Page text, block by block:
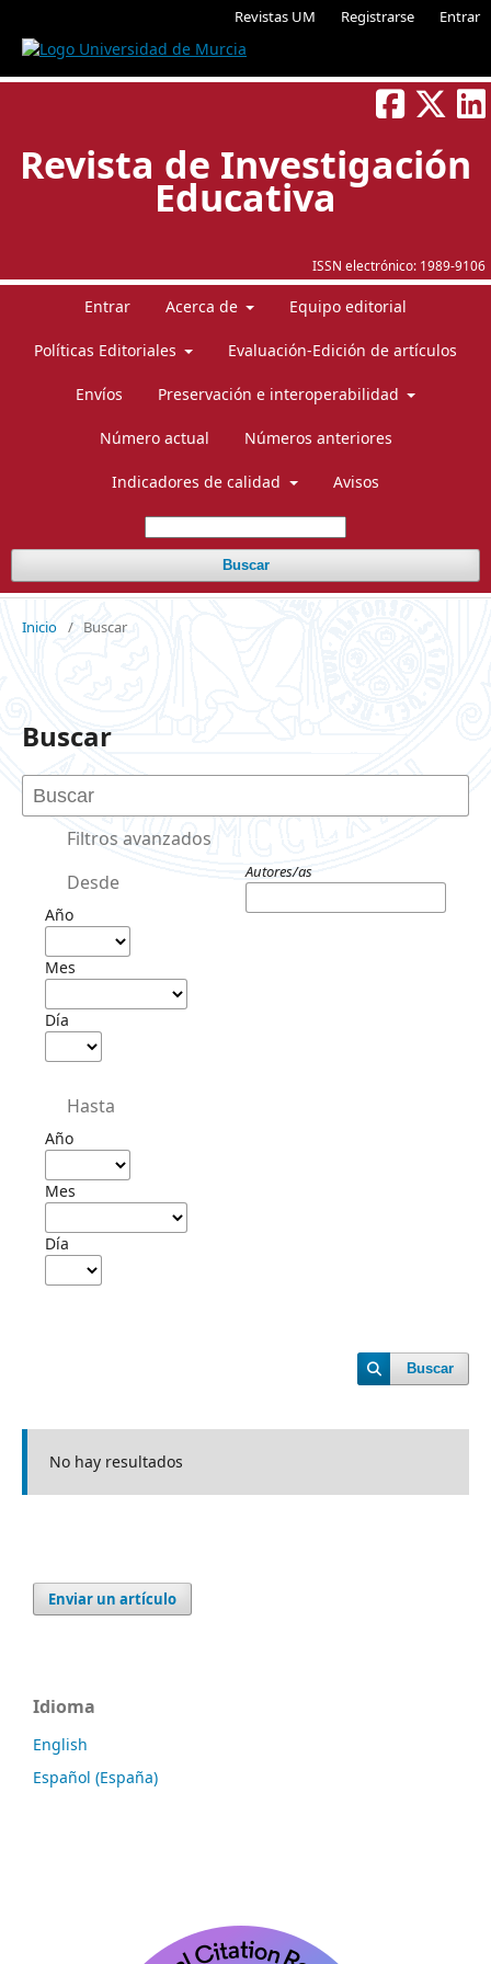
Revistas UM Registrarse Entrar
ISSN electrónico: 1989-9106
Revista de Investigación
Educativa
Entrar Acerca de Equipo editorial
Políticas Editoriales Evaluación-Edición de artículos
Envíos Preservación e interoperabilidad
Número actual Números anteriores
Indicadores de calidad Avisos
Buscar
Inicio / Buscar
Buscar
Filtros avanzados
Desde
Año
Mes
Día
Hasta
Año
Mes
Día
Autores/as
Buscar
No hay resultados
Enviar un artículo
Idioma
English
Español (España)